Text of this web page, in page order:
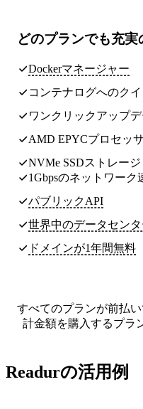
どのプランでも充実
Dockerマネージャー
コンテナログへのク
ワンクリックアップデ
AMD EPYCプロセッサ
NVMe SSDストレージ
1Gbpsのネットワーク
パブリックAPI
世界中のデータセンタ
ドメインが1年間無料
すべてのプランが前払
計金額を購入するプラ
Readurの活用例